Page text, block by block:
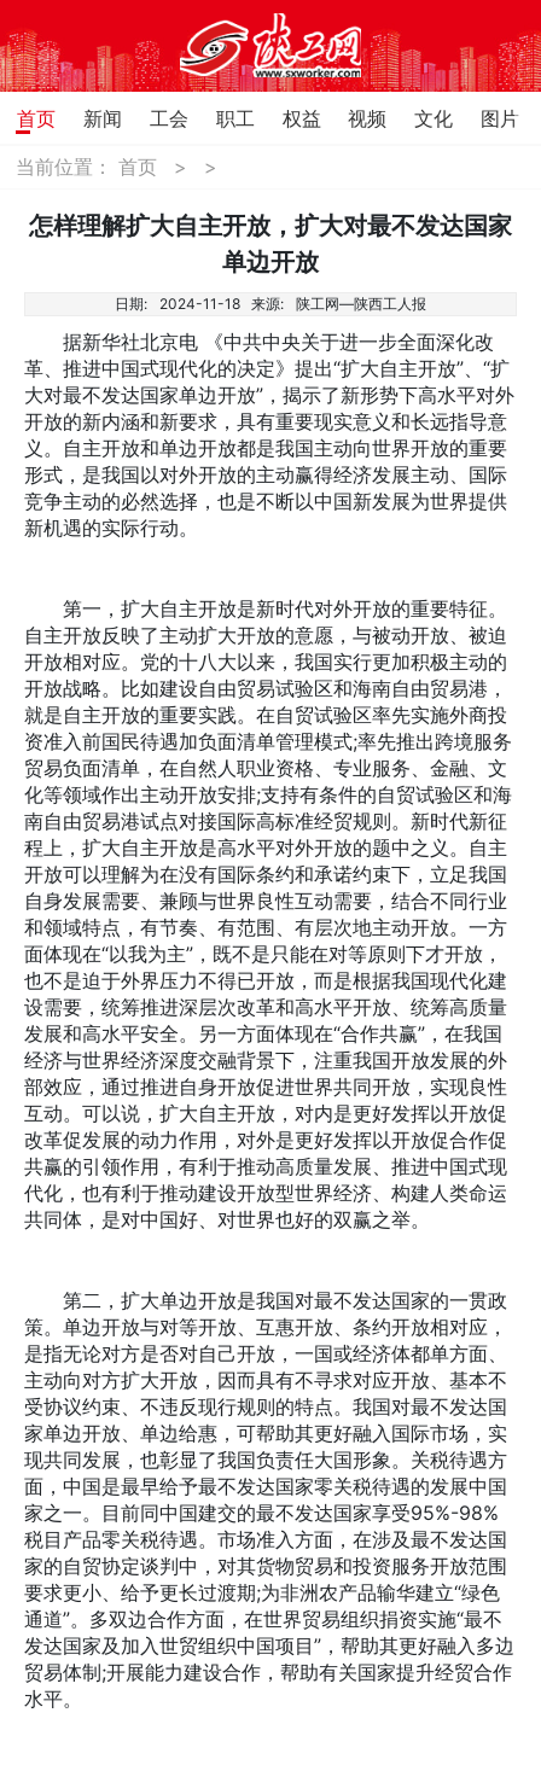
首页 新闻 工会 职工 权益 视频 文化
图片
当前位置：首页 > >
怎样理解扩大自主开放，扩大对最不发达国家
单边开放
日期: 2024-11-18 来源: 陕工网—陕西工人报
据新华社北京电 《中共中央关于进一步全面深化改
革、推进中国式现代化的决定》提出“扩大自主开放”、“扩
大对最不发达国家单边开放”，揭示了新形势下高水平对外
开放的新内涵和新要求，具有重要现实意义和长远指导意
义。自主开放和单边开放都是我国主动向世界开放的重要
形式，是我国以对外开放的主动赢得经济发展主动、国际
竞争主动的必然选择，也是不断以中国新发展为世界提供
新机遇的实际行动。
第一，扩大自主开放是新时代对外开放的重要特征。
自主开放反映了主动扩大开放的意愿，与被动开放、被迫
开放相对应。党的十八大以来，我国实行更加积极主动的
开放战略。比如建设自由贸易试验区和海南自由贸易港，
就是自主开放的重要实践。在自贸试验区率先实施外商投
资准入前国民待遇加负面清单管理模式;率先推出跨境服务
贸易负面清单，在自然人职业资格、专业服务、金融、文
化等领域作出主动开放安排;支持有条件的自贸试验区和海
南自由贸易港试点对接国际高标准经贸规则。新时代新征
程上，扩大自主开放是高水平对外开放的题中之义。自主
开放可以理解为在没有国际条约和承诺约束下，立足我国
自身发展需要、兼顾与世界良性互动需要，结合不同行业
和领域特点，有节奏、有范围、有层次地主动开放。一方
面体现在“以我为主”，既不是只能在对等原则下才开放，
也不是迫于外界压力不得已开放，而是根据我国现代化建
设需要，统筹推进深层次改革和高水平开放、统筹高质量
发展和高水平安全。另一方面体现在“合作共赢”，在我国
经济与世界经济深度交融背景下，注重我国开放发展的外
部效应，通过推进自身开放促进世界共同开放，实现良性
互动。可以说，扩大自主开放，对内是更好发挥以开放促
改革促发展的动力作用，对外是更好发挥以开放促合作促
共赢的引领作用，有利于推动高质量发展、推进中国式现
代化，也有利于推动建设开放型世界经济、构建人类命运
共同体，是对中国好、对世界也好的双赢之举。
第二，扩大单边开放是我国对最不发达国家的一贯政
策。单边开放与对等开放、互惠开放、条约开放相对应，
是指无论对方是否对自己开放，一国或经济体都单方面、
主动向对方扩大开放，因而具有不寻求对应开放、基本不
受协议约束、不违反现行规则的特点。我国对最不发达国
家单边开放、单边给惠，可帮助其更好融入国际市场，实
现共同发展，也彰显了我国负责任大国形象。关税待遇方
面，中国是最早给予最不发达国家零关税待遇的发展中国
家之一。目前同中国建交的最不发达国家享受95%-98%
税目产品零关税待遇。市场准入方面，在涉及最不发达国
家的自贸协定谈判中，对其货物贸易和投资服务开放范围
要求更小、给予更长过渡期;为非洲农产品输华建立“绿色
通道”。多双边合作方面，在世界贸易组织捐资实施“最不
发达国家及加入世贸组织中国项目”，帮助其更好融入多边
贸易体制;开展能力建设合作，帮助有关国家提升经贸合作
水平。